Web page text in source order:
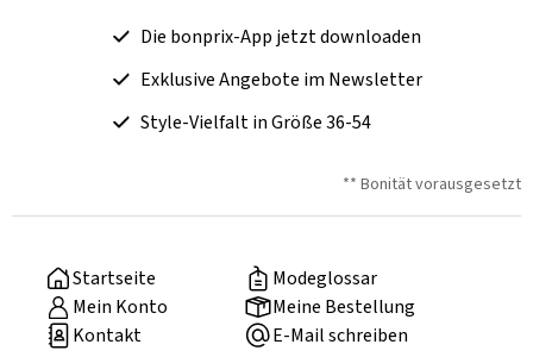
Die bonprix-App jetzt downloaden
Exklusive Angebote im Newsletter
Style-Vielfalt in Größe 36-54
** Bonität vorausgesetzt
Startseite
Modeglossar
Mein Konto
Meine Bestellung
Kontakt
E-Mail schreiben